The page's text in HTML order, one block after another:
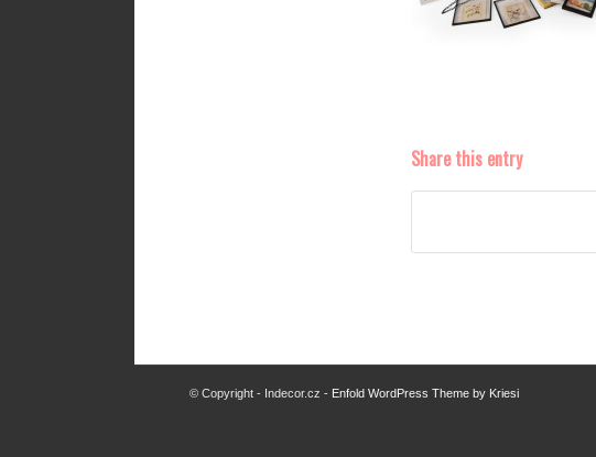
Share this entry
© Copyright - Indecor.cz - Enfold WordPress Theme by Kriesi